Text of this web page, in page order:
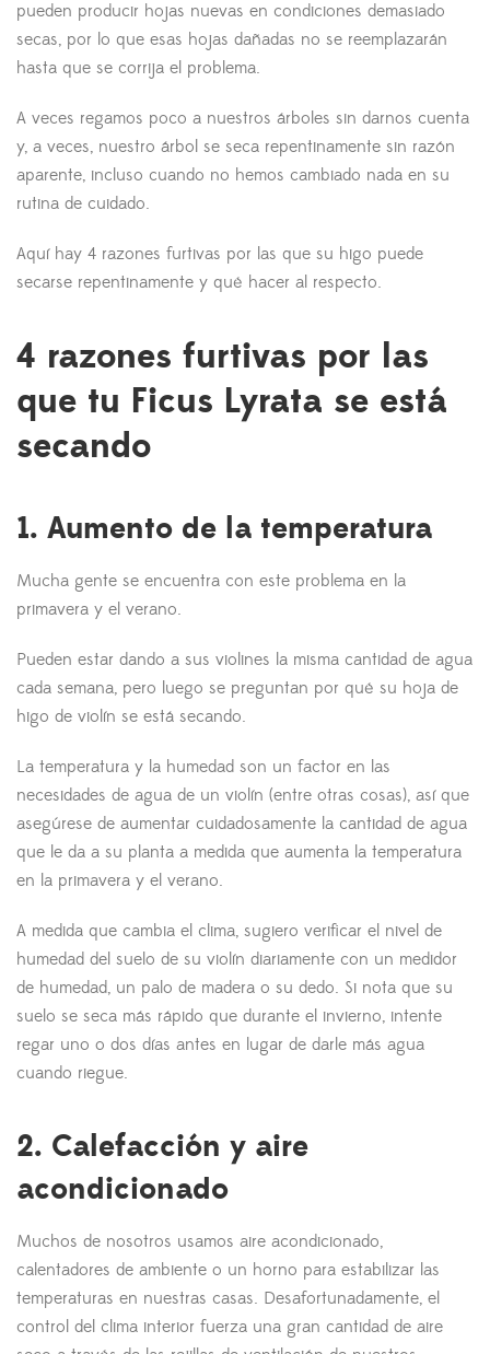
pueden producir hojas nuevas en condiciones demasiado
secas, por lo que esas hojas dañadas no se reemplazarán
hasta que se corrija el problema.
A veces regamos poco a nuestros árboles sin darnos cuenta
y, a veces, nuestro árbol se seca repentinamente sin razón
aparente, incluso cuando no hemos cambiado nada en su
rutina de cuidado.
Aquí hay 4 razones furtivas por las que su higo puede
secarse repentinamente y qué hacer al respecto.
4 razones furtivas por las
que tu Ficus Lyrata se está
secando
1. Aumento de la temperatura
Mucha gente se encuentra con este problema en la
primavera y el verano.
Pueden estar dando a sus violines la misma cantidad de agua
cada semana, pero luego se preguntan por qué su hoja de
higo de violín se está secando.
La temperatura y la humedad son un factor en las
necesidades de agua de un violín (entre otras cosas), así que
asegúrese de aumentar cuidadosamente la cantidad de agua
que le da a su planta a medida que aumenta la temperatura
en la primavera y el verano.
A medida que cambia el clima, sugiero verificar el nivel de
humedad del suelo de su violín diariamente con un medidor
de humedad, un palo de madera o su dedo. Si nota que su
suelo se seca más rápido que durante el invierno, intente
regar uno o dos días antes en lugar de darle más agua
cuando riegue.
2. Calefacción y aire
acondicionado
Muchos de nosotros usamos aire acondicionado,
calentadores de ambiente o un horno para estabilizar las
temperaturas en nuestras casas. Desafortunadamente, el
control del clima interior fuerza una gran cantidad de aire